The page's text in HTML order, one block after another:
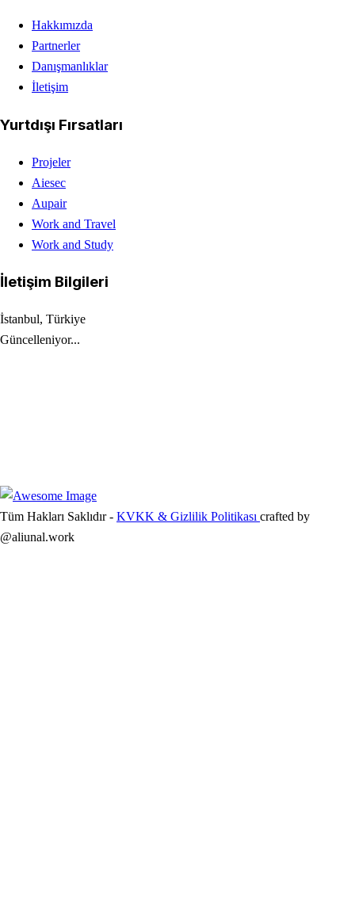
Hakkımızda
Partnerler
Danışmanlıklar
İletişim
Yurtdışı Fırsatları
Projeler
Aiesec
Aupair
Work and Travel
Work and Study
İletişim Bilgileri
İstanbul, Türkiye
Güncelleniyor...
Tüm Hakları Saklıdır - KVKK & Gizlilik Politikası crafted by
@aliunal.work